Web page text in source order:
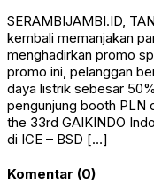
SERAMBIJAMBI.ID,
kembali memanjakan
menghadirkan promo
promo ini, pelanggan
daya listrik sebesar
pengunjung booth PLN
the 33rd GAIKINDO
di ICE – BSD […]
Komentar (0)